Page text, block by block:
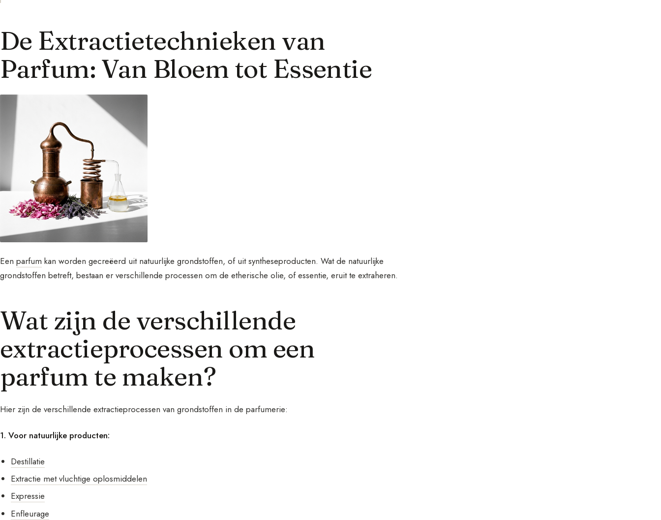
De Extractietechnieken van
Parfum: Van Bloem tot Essentie
Een parfum kan worden gecreëerd uit natuurlijke grondstoffen, of uit syntheseproducten. Wat de natuurlijke
grondstoffen betreft, bestaan er verschillende processen om de etherische olie, of essentie, eruit te extraheren.
Wat zijn de verschillende
extractieprocessen om een
parfum te maken?
Hier zijn de verschillende extractieprocessen van grondstoffen in de parfumerie:
1. Voor natuurlijke producten:
Destillatie
Extractie met vluchtige oplosmiddelen
Expressie
Enfleurage